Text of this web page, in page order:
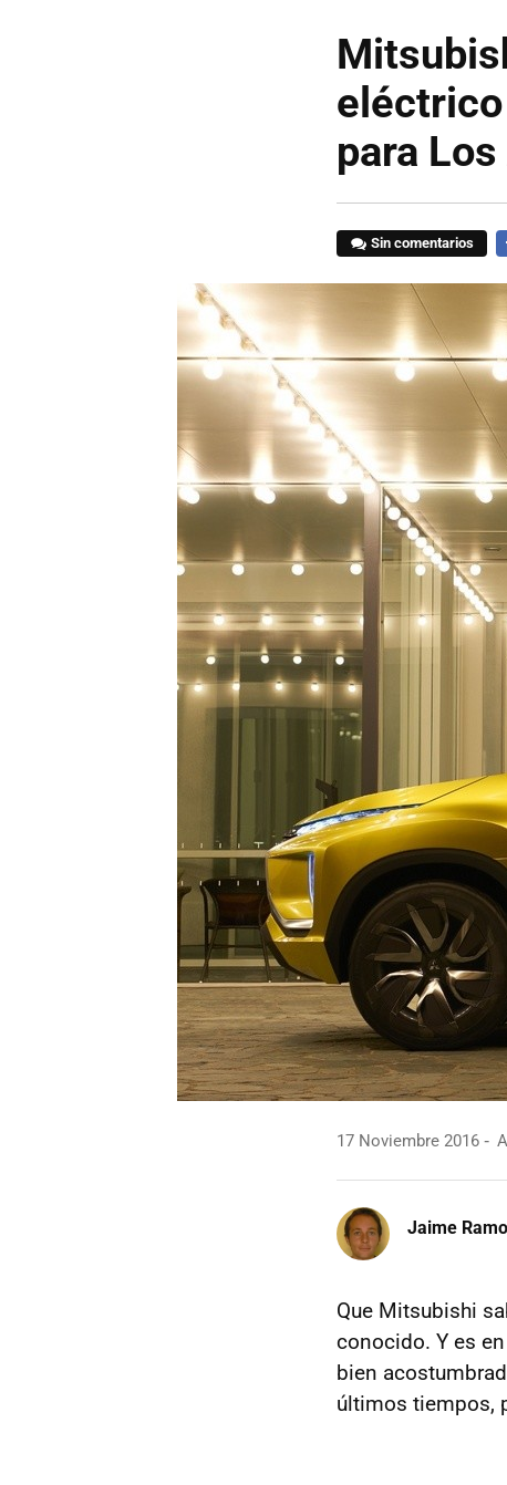
para
Sin comentarios
17 Noviembre 2016
Jaime
Que Mitsubishi
conocido. Y es
bien
últimos tiempos,